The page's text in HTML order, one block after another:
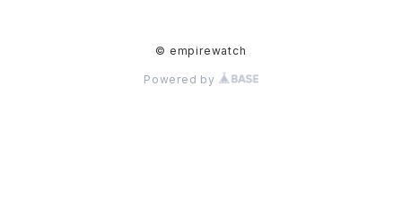
© empirewatch
Powered by